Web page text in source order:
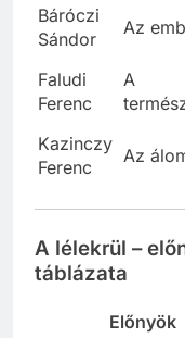
Báróczi
Sándor
Az
Faludi
Ferenc
A
Kazinczy
Ferenc
Az
A lélekrül –
táblázata
Előnyök